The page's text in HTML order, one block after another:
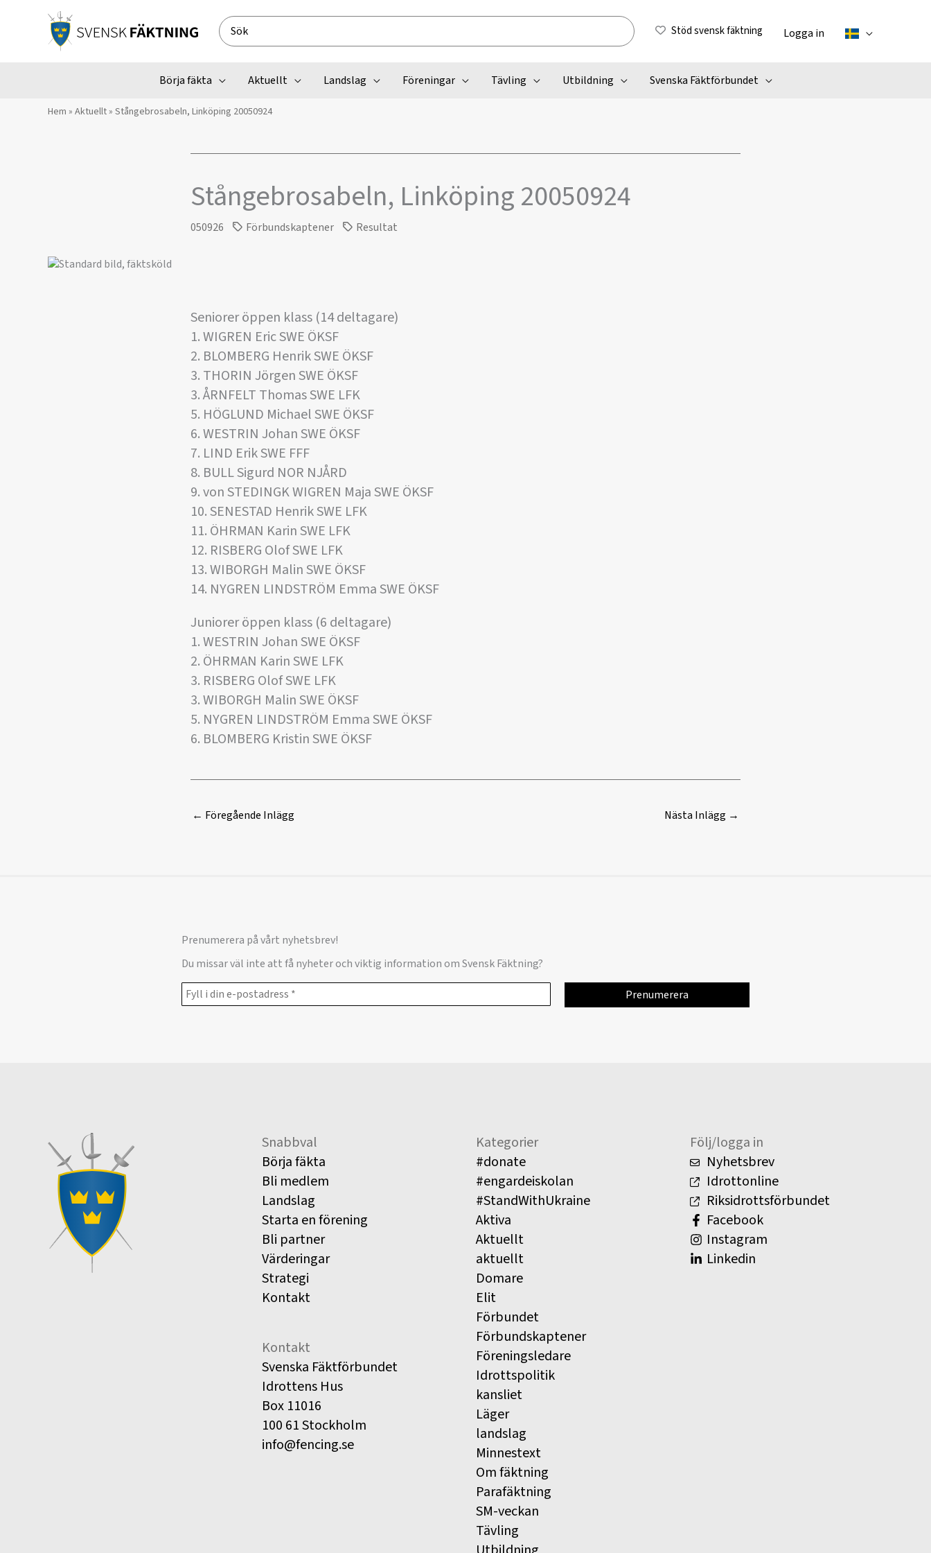
Search
for:
Stöd svensk fäktning Logga in
Börja fäkta Aktuellt Landslag Föreningar Tävling Utbildning Svenska Fäktförbundet
Hem » Aktuellt» Stångebrosabeln, Linköping 20050924
Stångebrosabeln, Linköping 20050924
050926 Förbundskaptener Resultat
Seniorer öppen klass (14 deltagare)
1. WIGREN Eric SWE ÖKSF
2. BLOMBERG Henrik SWE ÖKSF
3. THORIN Jörgen SWE ÖKSF
3. ÅRNFELT Thomas SWE LFK
5. HÖGLUND Michael SWE ÖKSF
6. WESTRIN Johan SWE ÖKSF
7. LIND Erik SWE FFF
8. BULL Sigurd NOR NJÅRD
9. von STEDINGK WIGREN Maja SWE ÖKSF
10. SENESTAD Henrik SWE LFK
11. ÖHRMAN Karin SWE LFK
12. RISBERG Olof SWE LFK
13. WIBORGH Malin SWE ÖKSF
14. NYGREN LINDSTRÖM Emma SWE ÖKSF
Juniorer öppen klass (6 deltagare)
1. WESTRIN Johan SWE ÖKSF
2. ÖHRMAN Karin SWE LFK
3. RISBERG Olof SWE LFK
3. WIBORGH Malin SWE ÖKSF
5. NYGREN LINDSTRÖM Emma SWE ÖKSF
6. BLOMBERG Kristin SWE ÖKSF
← Föregående Inlägg Nästa Inlägg →
Prenumerera på vårt nyhetsbrev!
Du missar väl inte att få nyheter och viktig information om Svensk Fäktning?
Snabbval
Börja fäkta
Bli medlem
Landslag
Starta en förening
Bli partner
Värderingar
Strategi
Kontakt
Kontakt
Svenska Fäktförbundet
Idrottens Hus
Box 11016
100 61 Stockholm
info@fencing.se
Kategorier
#donate
#engardeiskolan
#StandWithUkraine
Aktiva
Aktuellt
aktuellt
Domare
Elit
Förbundet
Förbundskaptener
Föreningsledare
Idrottspolitik
kansliet
Läger
landslag
Minnestext
Om fäktning
Parafäktning
SM-veckan
Tävling
Följ/logga in
Nyhetsbrev
Idrottonline
Riksidrottsförbundet
Facebook
Instagram
Linkedin